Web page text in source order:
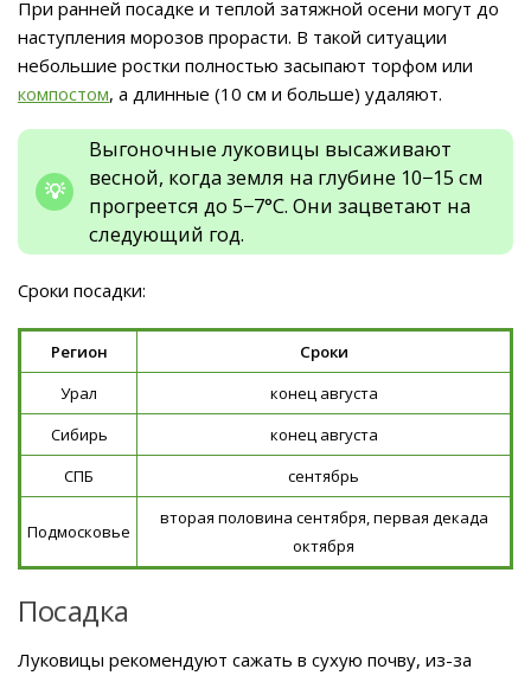
При ранней посадке и теплой затяжной осени могут до
наступления морозов прорасти. В такой ситуации
небольшие ростки полностью засыпают торфом или
компостом, а длинные (10 см и больше) удаляют.
Выгоночные луковицы высаживают
весной, когда земля на глубине 10−15 см
прогреется до 5−7°C. Они зацветают на
следующий год.
Сроки посадки:
Регион
Сроки
Урал
конец августа
Сибирь
конец августа
СПБ
сентябрь
Подмосковье
вторая половина сентября, первая декада
октября
Посадка
Луковицы рекомендуют сажать в сухую почву, из-за